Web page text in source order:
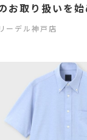
お取り扱いを
リーデル神戸店